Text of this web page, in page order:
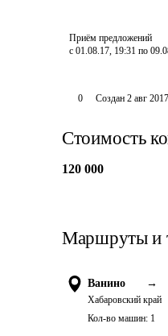
Приём предложений
с 01.08.17, 19:31 по
0 Создан 2 авг 2017
Стоимость
120 000
Маршруты и
Ванино →
Хабаровский край
Кол-во машин: 1